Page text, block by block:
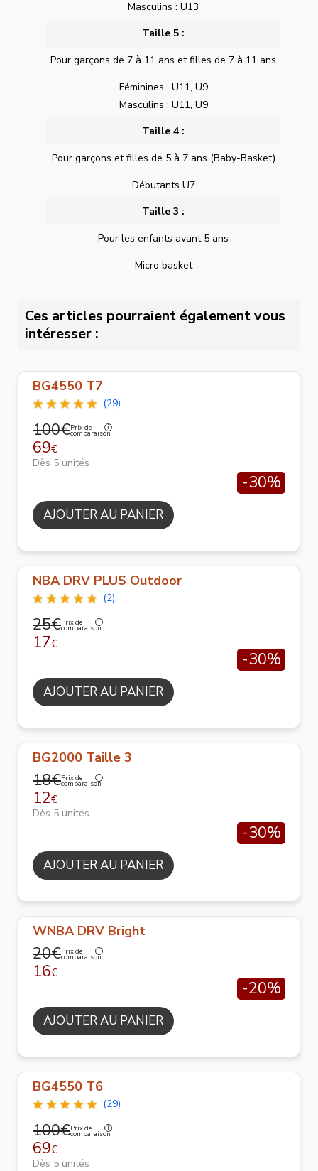
Masculins : U13
Taille 5 :
Pour garçons de 7 à 11 ans et filles de 7 à 11 ans
Féminines : U11, U9
Masculins : U11, U9
Taille 4 :
Pour garçons et filles de 5 à 7 ans (Baby-Basket)
Débutants U7
Taille 3 :
Pour les enfants avant 5 ans
Micro basket
Ces articles pourraient également vous
intéresser :
BG4550 T7
(29)
100€Prix de
comparaison
69€
Dès 5 unités
-30%
AJOUTER AU PANIER
NBA DRV PLUS Outdoor
(2)
25€Prix de
comparaison
17€
-30%
AJOUTER AU PANIER
BG2000 Taille 3
18€Prix de
comparaison
12€
Dès 5 unités
-30%
AJOUTER AU PANIER
WNBA DRV Bright
20€Prix de
comparaison
16€
-20%
AJOUTER AU PANIER
BG4550 T6
(29)
100€Prix de
comparaison
69€
Dès 5 unités